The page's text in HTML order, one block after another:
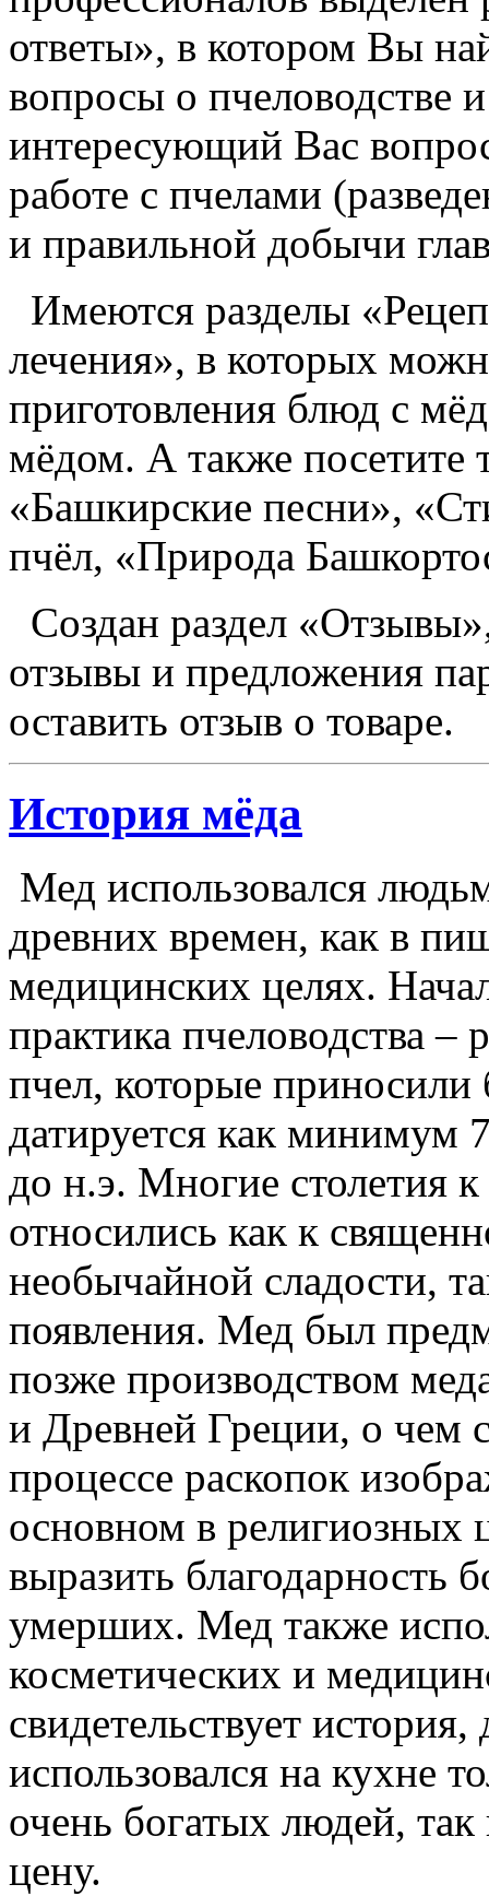
ответы», в котором Вы
вопросы о пчеловодстве
интересующий Вас
работе с пчелами
и правильной добычи
Имеются разделы
лечения», в которых
приготовления блюд с
мёдом. А также посетите
«Башкирские песни»,
пчёл, «Природа
Создан раздел
отзывы и предложения
оставить отзыв о товаре.
История мёда
Мед использовался
древних времен, как в
медицинских целях.
практика пчеловодства –
пчел, которые
датируется как минимум
до н.э. Многие столетия
относились как к
необычайной сладости,
появления. Мед был
позже производством
и Древней Греции, о чем
процессе раскопок
основном в религиозных
выразить благодарность
умерших. Мед также
косметических и
свидетельствует
использовался на кухне
очень богатых людей,
цену.